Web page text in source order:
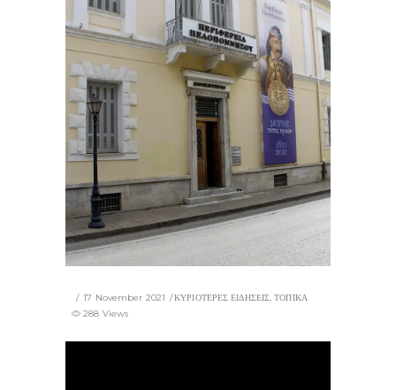
17 November 2021 ΚΥΡΙΟΤΕΡΕΣ ΕΙΔΗΣΕΙΣ,ΤΟΠΙΚΑ
288 Views